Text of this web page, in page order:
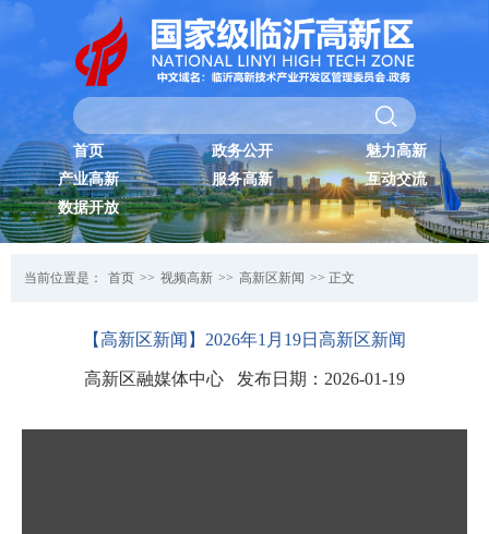
首页 政务公开
魅力高新
产业高新
服务高新
互动交流
数据开放
当前位置是： 首页 >> 视频高新 >> 高新区新闻 >> 正文
【高新区新闻】2026年1月19日高新区新闻
高新区融媒体中心 发布日期：2026-01-19